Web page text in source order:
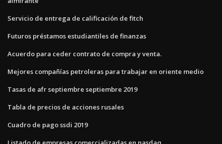
Servicio de entrega de calificación de fitch
Futuros préstamos estudiantiles de finanzas
Acuerdo para ceder contrato de compra y venta.
Mejores compañías petroleras para trabajar en oriente medio
Tasas de afr septiembre septiembre 2019
Tabla de precios de acciones rusales
Cuadro de pago ssdi 2019